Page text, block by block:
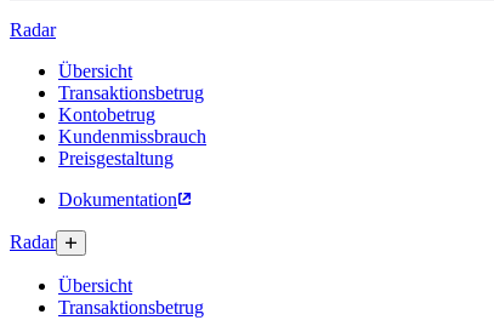
Radar
Übersicht
Transaktionsbetrug
Kontobetrug
Kundenmissbrauch
Preisgestaltung
Dokumentation
Radar
Übersicht
Transaktionsbetrug